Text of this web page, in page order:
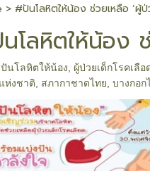
> #ปันโลหิตให้น้อง ช่วยเหลือ ‘ผู้ป่
โลหิตให้น้อง
ปันโลหิตให้น้อง ผู้ป่วยเด็กโรคเลือ
ห่งชาติ
สภากาชาดไทย ,บางกอ